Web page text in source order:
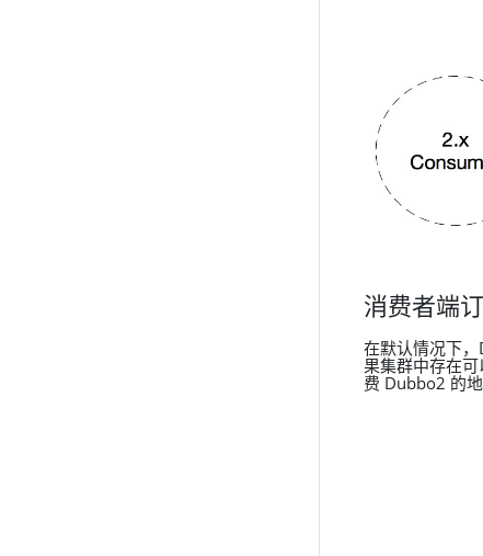
消费者端
在默认情况下
果集群中存在
费 Dubbo2 的